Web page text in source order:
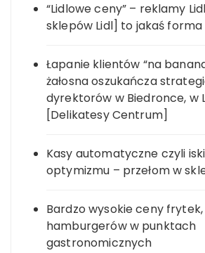
“Lidlowe ceny” – reklamy
sklepów Lidl] to jakaś
Łapanie klientów “na
żałosna oszukańcza
dyrektorów w Biedronce, w
[Delikatesy Centrum]
Kasy automatyczne czyli
optymizmu – przełom w
Bardzo wysokie ceny frytek,
hamburgerów w punktach
gastronomicznych